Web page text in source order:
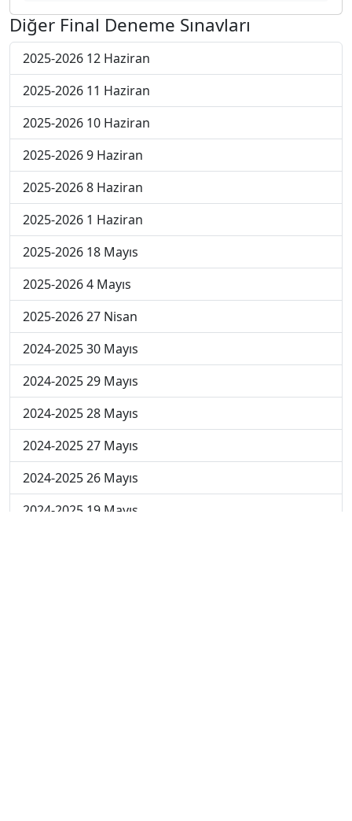
Diğer Final Deneme Sınavları
2025-2026 12 Haziran
2025-2026 11 Haziran
2025-2026 10 Haziran
2025-2026 9 Haziran
2025-2026 8 Haziran
2025-2026 1 Haziran
2025-2026 18 Mayıs
2025-2026 4 Mayıs
2025-2026 27 Nisan
2024-2025 30 Mayıs
2024-2025 29 Mayıs
2024-2025 28 Mayıs
2024-2025 27 Mayıs
2024-2025 26 Mayıs
2024-2025 19 Mayıs